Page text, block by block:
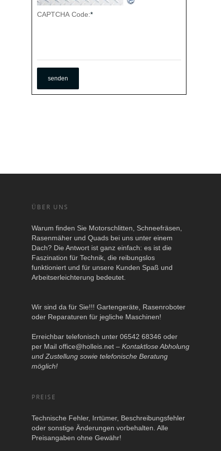
CAPTCHA Code:*
ÜBER UNS
Warum finden Sie Motorschlitten, Schneefräsen,
Rasenmäher und Quads bei uns unter einem
Dach? Die Antwort ist ganz einfach: es ist die
Faszination für Technik, die reibungslos
funktioniert und für unsere Kunden Spaß und
Arbeitserleichterung bedeutet.
Wir sind da für Sie!!! Gartengeräte, Rasenroboter
oder Reparaturen für jegliche Maschinen!
Erreichbar telefonisch unter 06542 68346 oder
per Mail office@holleis.net – Kontaktlose Abholung
und Zustellung sowie telefonische Beratung
möglich!
PREISE
Technische Fehler, Irrtümer, Beschreibungsfehler
oder sonstige Änderungen vorbehalten. Alle
Preisangaben ohne Gewähr!